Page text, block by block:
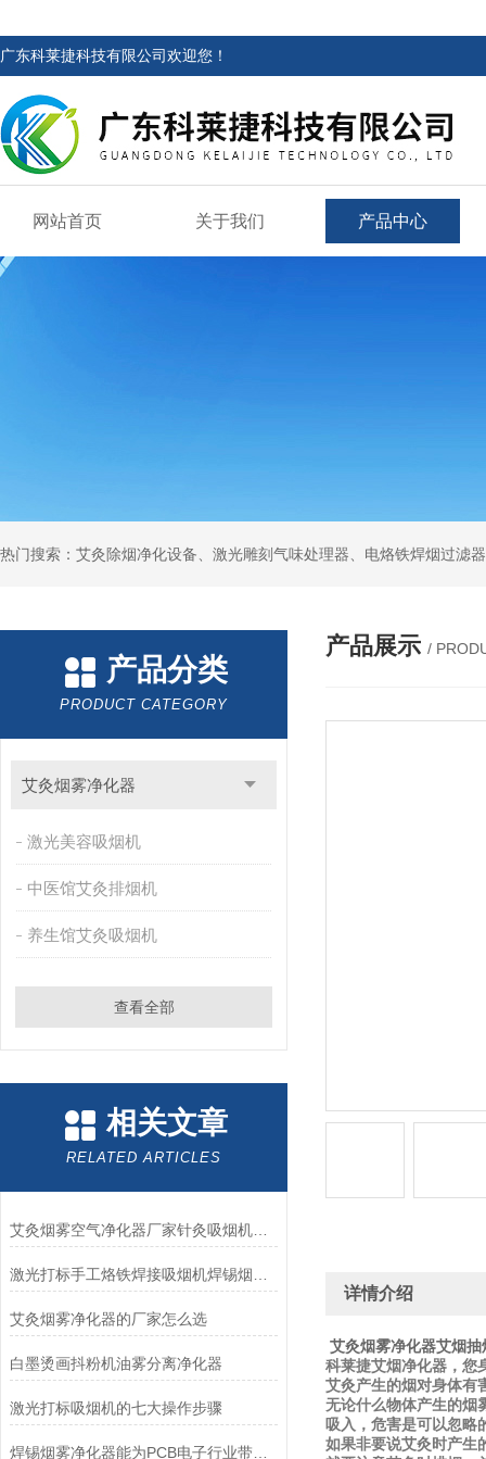
广东科莱捷科技有限公司欢迎您！
网站首页 关于我们 产品中心
产品分类
PRODUCT CATEGORY
艾灸烟雾净化器
激光美容吸烟机
中医馆艾灸排烟机
养生馆艾灸吸烟机
查看全部
相关文章
RELATED ARTICLES
艾灸烟雾空气净化器厂家针灸吸烟机排烟器
艾灸烟雾净化器的厂家怎么选
白墨烫画抖粉机油雾分离净化器
激光打标吸烟机的七大操作步骤
产品展示 /
详情介绍
艾灸烟雾净化器艾烟
科莱捷艾烟净化器，您
艾灸产生的烟对身体有
无论什么物体产生的烟
吸入，危害是可以忽略
如果非要说艾灸时产生